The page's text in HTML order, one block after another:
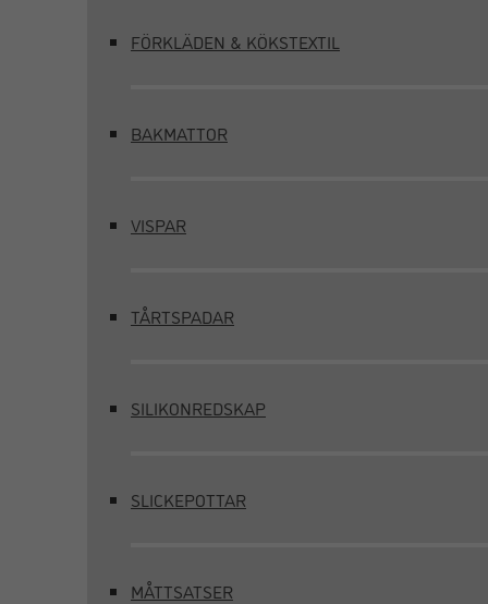
FÖRKLÄDEN & KÖKSTEXTIL
BAKMATTOR
VISPAR
TÅRTSPADAR
SILIKONREDSKAP
SLICKEPOTTAR
MÅTTSATSER